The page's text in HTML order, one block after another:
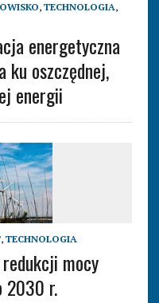
, TECHNOLOGIA,
energetyczna
ku oszczędnej,
energii
, TECHNOLOGIA
mocy
2030 r.